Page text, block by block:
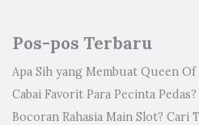
Pos-pos Terbaru
Apa Sih yang Membuat Queen
Cabai Favorit Para Pecinta Pedas?
Bocoran Rahasia Main Slot? Cari